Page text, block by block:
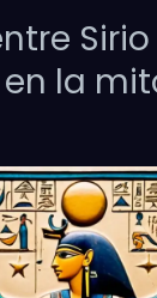
la